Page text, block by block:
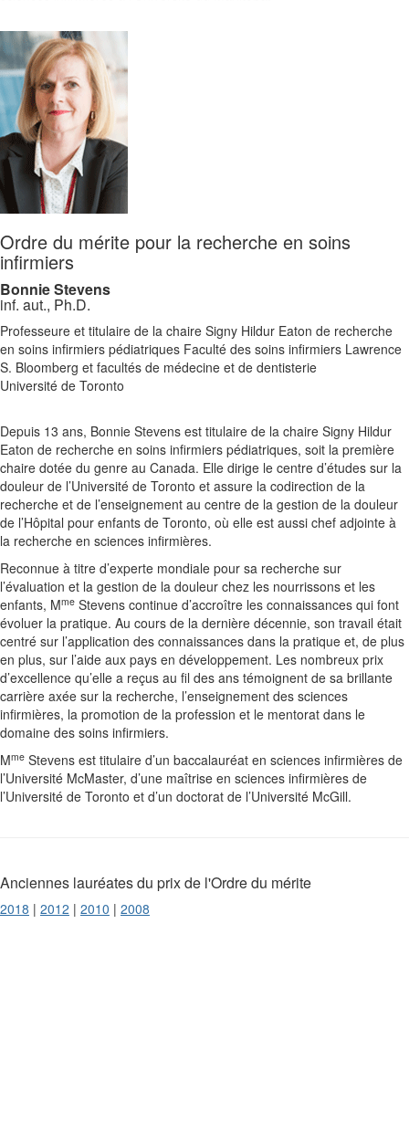
Ordre du mérite pour la recherche en soins
infirmiers
Bonnie Stevens
inf. aut., Ph.D.
Professeure et titulaire de la chaire Signy Hildur Eaton de recherche
en soins infirmiers pédiatriques Faculté des soins infirmiers Lawrence
S. Bloomberg et facultés de médecine et de dentisterie
Université de Toronto
Depuis 13 ans, Bonnie Stevens est titulaire de la chaire Signy Hildur
Eaton de recherche en soins infirmiers pédiatriques, soit la première
chaire dotée du genre au Canada. Elle dirige le centre d’études sur la
douleur de l’Université de Toronto et assure la codirection de la
recherche et de l’enseignement au centre de la gestion de la douleur
de l’Hôpital pour enfants de Toronto, où elle est aussi chef adjointe à
la recherche en sciences infirmières.
Reconnue à titre d’experte mondiale pour sa recherche sur
l’évaluation et la gestion de la douleur chez les nourrissons et les
enfants, Mme Stevens continue d’accroître les connaissances qui font
évoluer la pratique. Au cours de la dernière décennie, son travail était
centré sur l’application des connaissances dans la pratique et, de plus
en plus, sur l’aide aux pays en développement. Les nombreux prix
d’excellence qu’elle a reçus au fil des ans témoignent de sa brillante
carrière axée sur la recherche, l’enseignement des sciences
infirmières, la promotion de la profession et le mentorat dans le
domaine des soins infirmiers.
Mme Stevens est titulaire d’un baccalauréat en sciences infirmières de
l’Université McMaster, d’une maîtrise en sciences infirmières de
l’Université de Toronto et d’un doctorat de l’Université McGill.
Anciennes lauréates du prix de l'Ordre du mérite
2018 | 2012 | 2010 | 2008